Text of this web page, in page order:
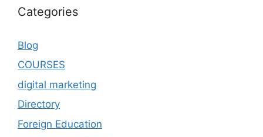
Categories
Blog
COURSES
digital marketing
Directory
Foreign Education